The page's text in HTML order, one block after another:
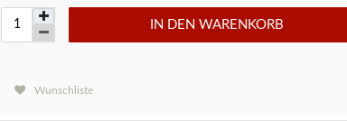
IN DEN WARENKORB
Wunschliste